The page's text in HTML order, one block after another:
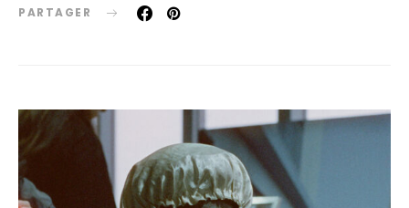
PARTAGER